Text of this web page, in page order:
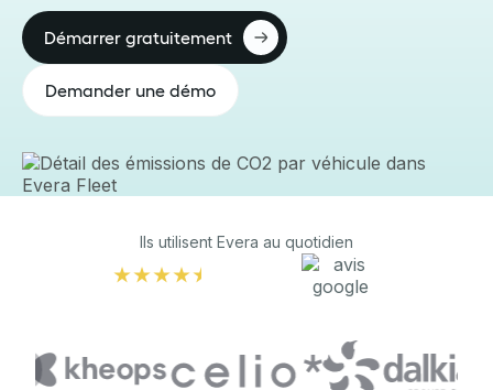
Démarrer gratuitement
Demander une démo
Ils utilisent Evera au quotidien